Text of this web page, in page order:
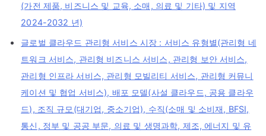
(가전 제품, 비즈니스 및 교육, 소매, 의료 및 기타) 및 지역
2024-2032 년)
글로벌 클라우드 관리형 서비스 시장 : 서비스 유형별(관리형 네
트워크 서비스, 관리형 비즈니스 서비스, 관리형 보안 서비스,
관리형 인프라 서비스, 관리형 모빌리티 서비스, 관리형 커뮤니
케이션 및 협업 서비스), 배포 모델(사설 클라우드, 공용 클라우
드), 조직 규모(대기업, 중소기업), 수직(소매 및 소비재, BFSI,
통신, 정부 및 공공 부문, 의료 및 생명과학, 제조, 에너지 및 유